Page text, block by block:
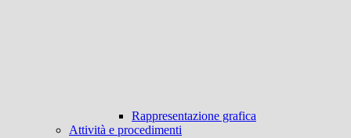
Rappresentazione grafica
Attività e procedimenti